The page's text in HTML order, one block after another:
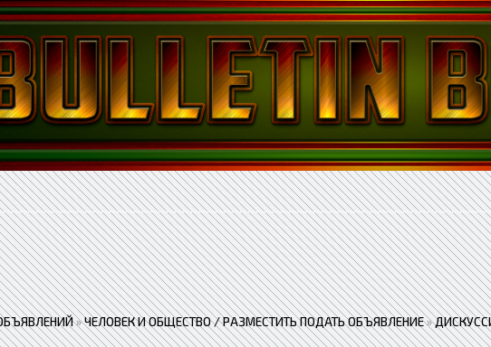
»ЧЕЛОВЕК И ОБЩЕСТВО / РАЗМЕСТИТЬ ПОДАТЬ ОБЪЯВЛЕНИЕ»